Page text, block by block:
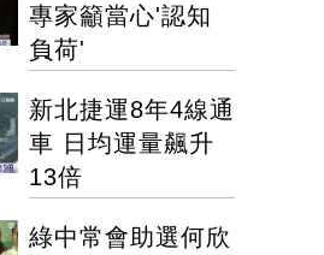
專家籲當心'認知
負荷'
新北捷運8年4線通
車 日均運量飆升
13倍
綠中常會助選何欣